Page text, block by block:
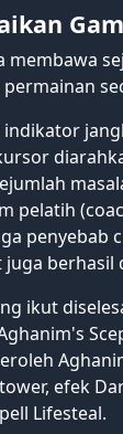
membawa
pelatih
penyebab
berhasil
ikut
efek
Lifesteal.